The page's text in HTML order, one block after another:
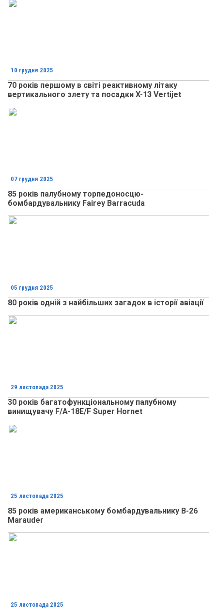
10 грудня 2025
70 років першому в світі реактивному літаку
вертикального злету та посадки X-13 Vertijet
07 грудня 2025
85 років палубному торпедоносцю-
бомбардувальнику Fairey Barracuda
05 грудня 2025
80 років одній з найбільших загадок в історії авіації
29 листопада 2025
30 років багатофункціональному палубному
винищувачу F/A-18E/F Super Hornet
25 листопада 2025
85 років американському бомбардувальнику B-26
Marauder
25 листопада 2025